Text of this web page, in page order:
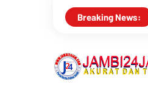
Breaking News:
Aroma